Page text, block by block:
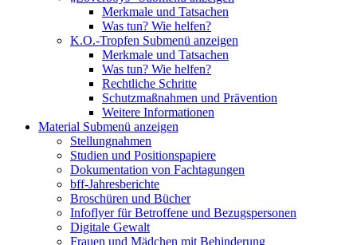
Merkmale und Tatsachen
Was tun? Wie helfen?
K.O.-Tropfen Submenü anzeigen
Merkmale und Tatsachen
Was tun? Wie helfen?
Rechtliche Schritte
Schutzmaßnahmen und Prävention
Weitere Informationen
Material Submenü anzeigen
Stellungnahmen
Studien und Positionspapiere
Dokumentation von Fachtagungen
bff-Jahresberichte
Broschüren und Bücher
Infoflyer für Betroffene und Bezugspersonen
Digitale Gewalt
Frauen und Mädchen mit Behinderung